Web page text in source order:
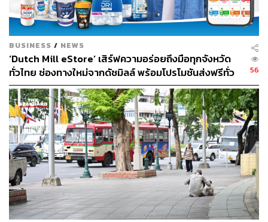
BUSINESS / NEWS
‘Dutch Mill eStore’ เสิร์ฟความอร่อยถึงมือทุกจังหวัด
ทั่วไทย ช่องทางใหม่จากดัชมิลล์ พร้อมโปรโมชันส่งฟรีทั่ว
ประเทศ ส่งไว สั่งก่อนเที่ยง ได้ของวันถัดไป ส่งสินค้าแบบ
เย็นตรงจากโรงงาน [ADVERTORIAL]
56